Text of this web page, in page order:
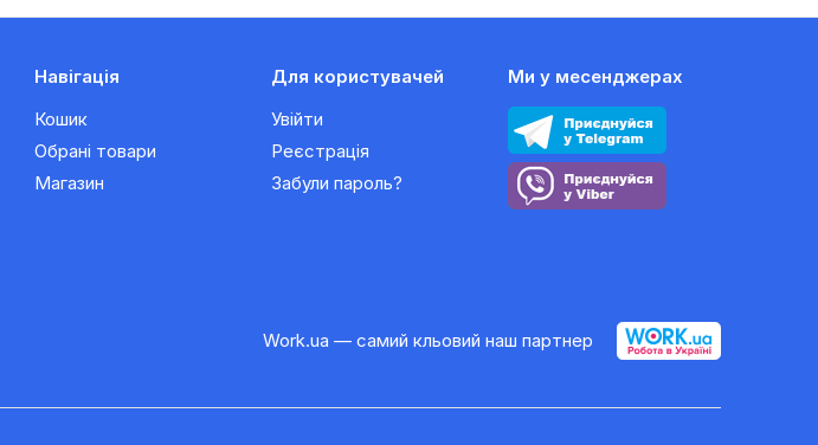
Навігація
Кошик
Обрані товари
Магазин
Для користувачей
Увійти
Реєстрація
Забули пароль?
Ми у месенджерах
Work.ua — самий кльовий наш партнер